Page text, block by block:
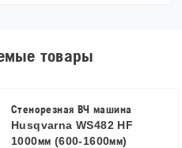
товары
Стенорезная ВЧ машина
Husqvarna WS482 HF
1000мм (600-1600мм)